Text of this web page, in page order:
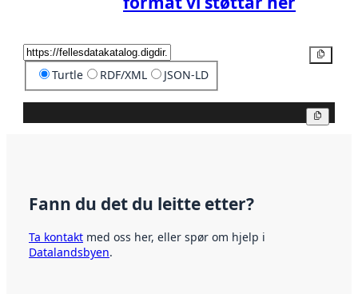
Turtle RDF/XML JSON-LD
Fann du det du leitte etter?
Ta kontakt med oss her, eller spør om hjelp i
Datalandsbyen.